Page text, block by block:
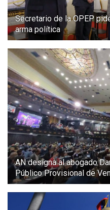
Secretario de la OPEP
arma política
AN designa al abogado
Público Provisional de